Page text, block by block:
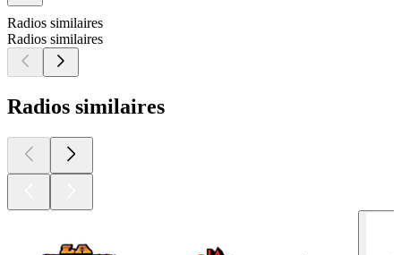
Radios similaires
Radios similaires
Radios similaires